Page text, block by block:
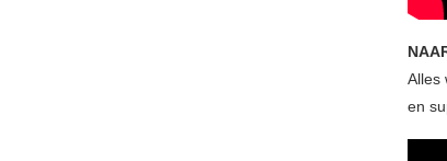
Alles
en